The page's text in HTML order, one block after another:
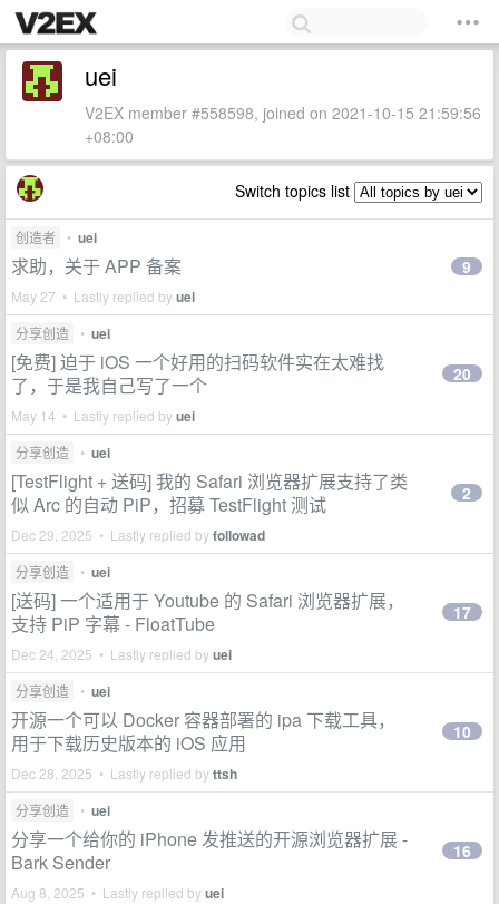
uei
V2EX member #558598, joined on 2021-10-15 21:59:56
+08:00
Switch topics list
创造者 • uei
求助，关于 APP 备案
May 27 • Lastly replied byuei
9
分享创造 • uei
[免费] 迫于 iOS 一个好用的扫码软件实在太难找
了，于是我自己写了一个
May 14 • Lastly replied byuei
20
分享创造 • uei
[TestFlight + 送码] 我的 Safari 浏览器扩展支持了类
似 Arc 的自动 PiP，招募 TestFlight 测试
Dec 29, 2025 • Lastly replied byfollowad
2
分享创造 • uei
[送码] 一个适用于 Youtube 的 Safari 浏览器扩展，
支持 PiP 字幕 - FloatTube
Dec 24, 2025 • Lastly replied byuei
17
分享创造 • uei
开源一个可以 Docker 容器部署的 ipa 下载工具，
用于下载历史版本的 iOS 应用
Dec 28, 2025 • Lastly replied byttsh
10
分享创造 • uei
分享一个给你的 iPhone 发推送的开源浏览器扩展 -
Bark Sender
Aug 8, 2025 • Lastly replied byuei
16